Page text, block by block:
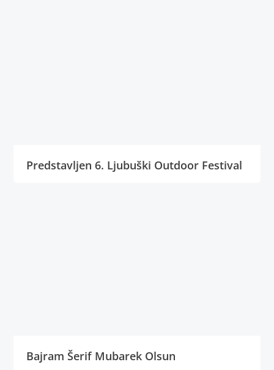
Predstavljen 6. Ljubuški Outdoor Festival
Bajram Šerif Mubarek Olsun